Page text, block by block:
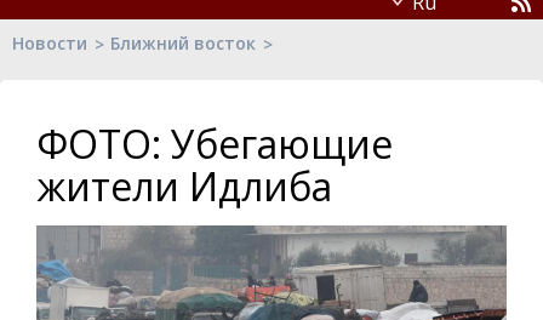
Новости Ближний восток
ФОТО: Убегающие
жители Идлиба